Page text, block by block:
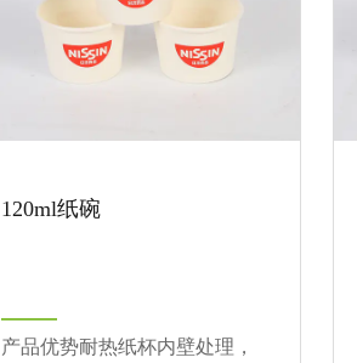
120ml纸碗
产品优势耐热纸杯内壁处理，